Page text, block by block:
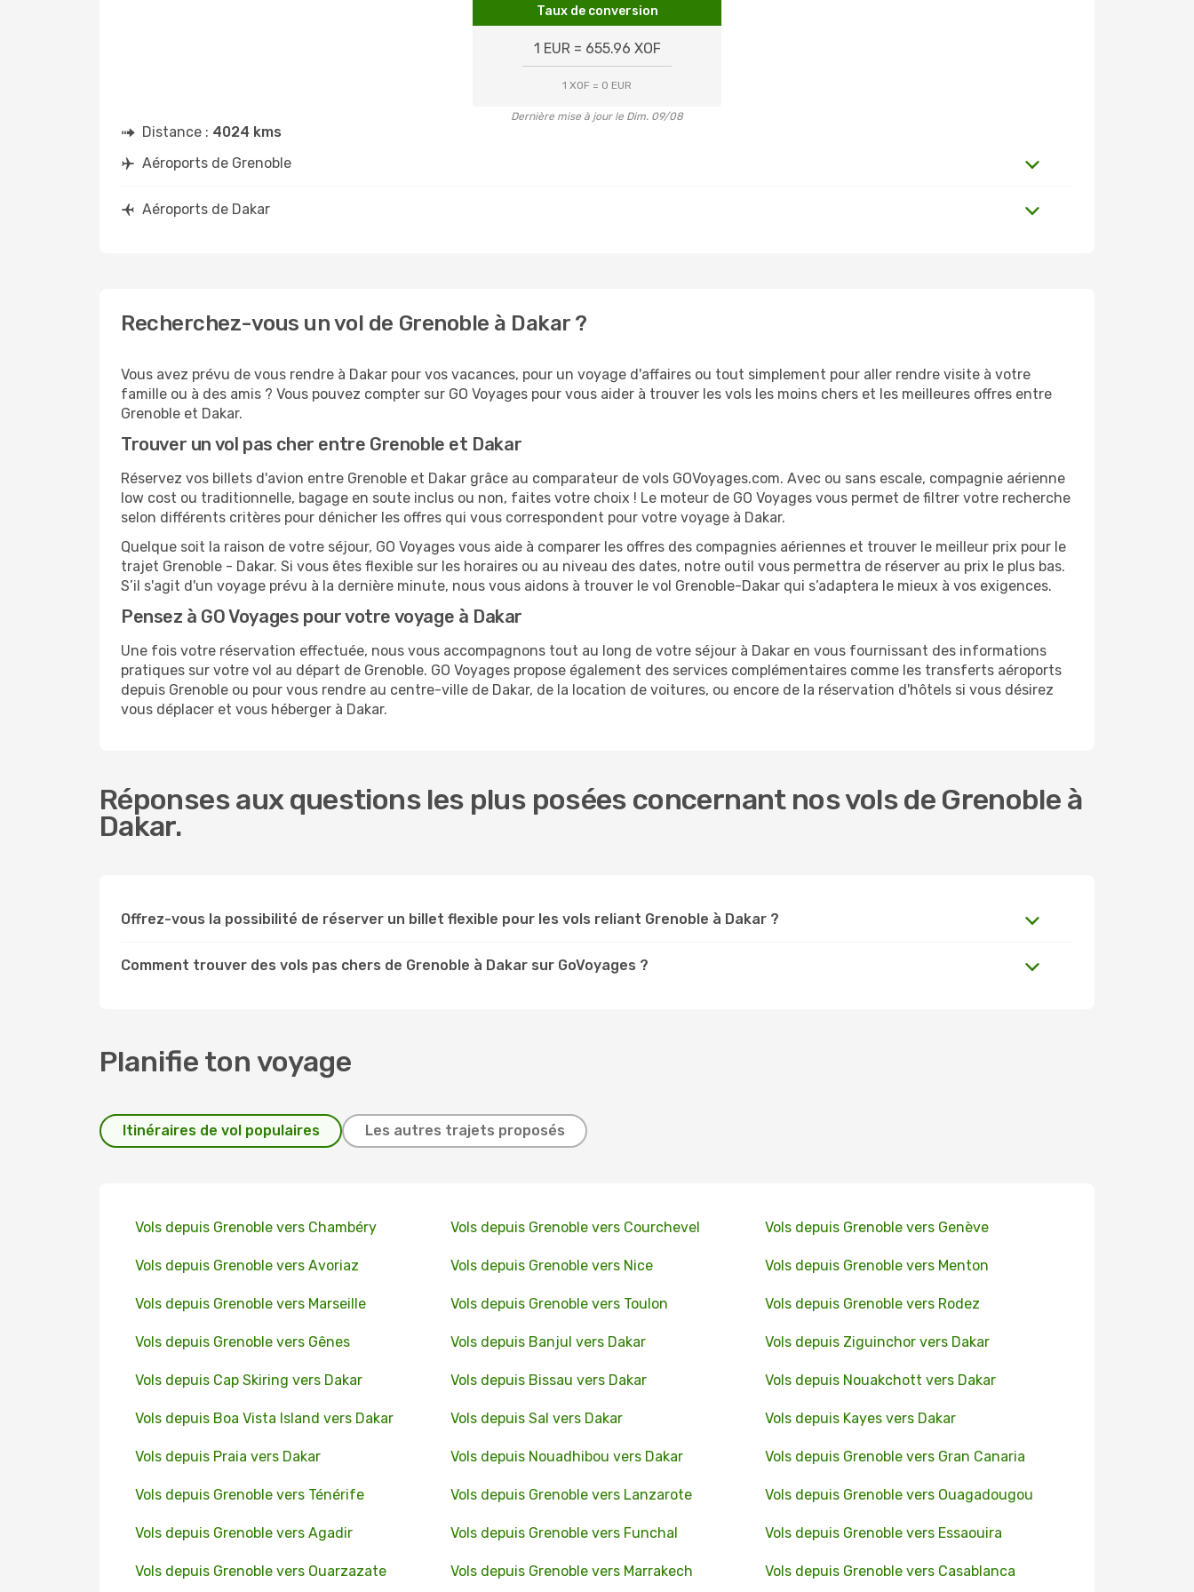
Taux de conversion
1 EUR = 655.96 XOF
1 XOF = 0 EUR
Dernière mise à jour le Dim. 09/08
Distance : 4024 kms
Aéroports de Grenoble
Aéroports de Dakar
Recherchez-vous un vol de Grenoble à Dakar ?
Vous avez prévu de vous rendre à Dakar pour vos vacances, pour un voyage d'affaires ou tout simplement pour aller rendre visite à votre
famille ou à des amis ? Vous pouvez compter sur GO Voyages pour vous aider à trouver les vols les moins chers et les meilleures offres entre
Grenoble et Dakar.
Trouver un vol pas cher entre Grenoble et Dakar
Réservez vos billets d'avion entre Grenoble et Dakar grâce au comparateur de vols GOVoyages.com. Avec ou sans escale, compagnie aérienne
low cost ou traditionnelle, bagage en soute inclus ou non, faites votre choix ! Le moteur de GO Voyages vous permet de filtrer votre recherche
selon différents critères pour dénicher les offres qui vous correspondent pour votre voyage à Dakar.
Quelque soit la raison de votre séjour, GO Voyages vous aide à comparer les offres des compagnies aériennes et trouver le meilleur prix pour le
trajet Grenoble - Dakar. Si vous êtes flexible sur les horaires ou au niveau des dates, notre outil vous permettra de réserver au prix le plus bas.
S’il s'agit d'un voyage prévu à la dernière minute, nous vous aidons à trouver le vol Grenoble-Dakar qui s’adaptera le mieux à vos exigences.
Pensez à GO Voyages pour votre voyage à Dakar
Une fois votre réservation effectuée, nous vous accompagnons tout au long de votre séjour à Dakar en vous fournissant des informations
pratiques sur votre vol au départ de Grenoble. GO Voyages propose également des services complémentaires comme les transferts aéroports
depuis Grenoble ou pour vous rendre au centre-ville de Dakar, de la location de voitures, ou encore de la réservation d'hôtels si vous désirez
vous déplacer et vous héberger à Dakar.
Réponses aux questions les plus posées concernant nos vols de Grenoble à
Dakar.
Offrez-vous la possibilité de réserver un billet flexible pour les vols reliant Grenoble à Dakar ?
Comment trouver des vols pas chers de Grenoble à Dakar sur GoVoyages ?
Planifie ton voyage
Itinéraires de vol populaires Les autres trajets proposés
Vols depuis Grenoble vers Chambéry Vols depuis Grenoble vers Courchevel Vols depuis Grenoble vers Genève
Vols depuis Grenoble vers Avoriaz Vols depuis Grenoble vers Nice Vols depuis Grenoble vers Menton
Vols depuis Grenoble vers Marseille Vols depuis Grenoble vers Toulon Vols depuis Grenoble vers Rodez
Vols depuis Grenoble vers Gênes Vols depuis Banjul vers Dakar Vols depuis Ziguinchor vers Dakar
Vols depuis Cap Skiring vers Dakar Vols depuis Bissau vers Dakar Vols depuis Nouakchott vers Dakar
Vols depuis Boa Vista Island vers Dakar Vols depuis Sal vers Dakar Vols depuis Kayes vers Dakar
Vols depuis Praia vers Dakar Vols depuis Nouadhibou vers Dakar Vols depuis Grenoble vers Gran Canaria
Vols depuis Grenoble vers Ténérife Vols depuis Grenoble vers Lanzarote Vols depuis Grenoble vers Ouagadougou
Vols depuis Grenoble vers Agadir Vols depuis Grenoble vers Funchal Vols depuis Grenoble vers Essaouira
Vols depuis Grenoble vers Ouarzazate Vols depuis Grenoble vers Marrakech Vols depuis Grenoble vers Casablanca